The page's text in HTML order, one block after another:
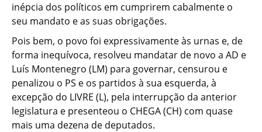
inépcia dos políticos em cumprirem cabalmente o
seu mandato e as suas obrigações.
Pois bem, o povo foi expressivamente às urnas e, de
forma inequívoca, resolveu mandatar de novo a AD e
Luís Montenegro (LM) para governar, censurou e
penalizou o PS e os partidos à sua esquerda, à
excepção do LIVRE (L), pela interrupção da anterior
legislatura e presenteou o CHEGA (CH) com quase
mais uma dezena de deputados.